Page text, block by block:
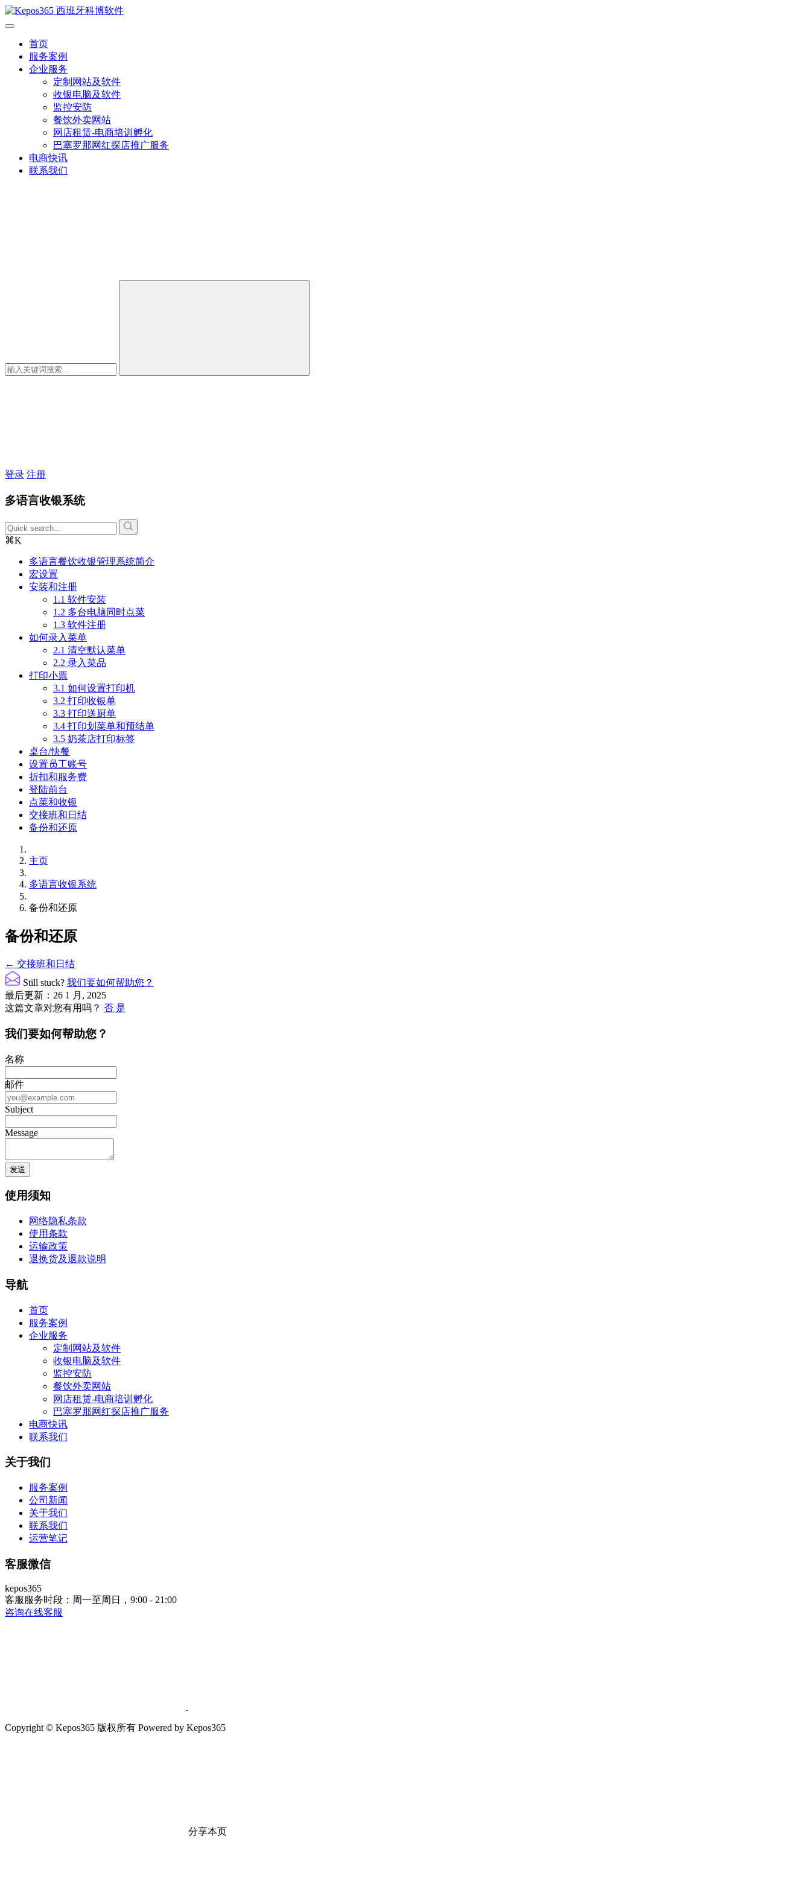
首页
服务案例
企业服务
定制网站及软件
收银电脑及软件
监控安防
餐饮外卖网站
网店租赁-电商培训孵化
巴塞罗那网红探店推广服务
电商快讯
联系我们
登录 注册
多语言收银系统
⌘K
多语言餐饮收银管理系统简介
宏设置
安装和注册
1.1 软件安装
1.2 多台电脑同时点菜
1.3 软件注册
如何录入菜单
2.1 清空默认菜单
2.2 录入菜品
打印小票
3.1 如何设置打印机
3.2 打印收银单
3.3 打印送厨单
3.4 打印划菜单和预结单
3.5 奶茶店打印标签
桌台/快餐
设置员工账号
折扣和服务费
登陆前台
点菜和收银
交接班和日结
备份和还原
主页
多语言收银系统
备份和还原
备份和还原
文
档
导
航
← 交接班和日结
Still stuck? 我们要如何帮助您？
最后更新：26 1 月, 2025
这篇文章对您有用吗？ 否 是
我们要如何帮助您？
名称
邮件
Subject
Message
使用须知
网络隐私条款
使用条款
运输政策
退换货及退款说明
导航
首页
服务案例
企业服务
定制网站及软件
收银电脑及软件
监控安防
餐饮外卖网站
网店租赁-电商培训孵化
巴塞罗那网红探店推广服务
电商快讯
联系我们
关于我们
服务案例
公司新闻
关于我们
联系我们
运营笔记
客服微信
kepos365
客服服务时段：周一至周日，9:00 - 21:00
咨询在线客服
Copyright © Kepos365 版权所有 Powered by Kepos365
分享本页